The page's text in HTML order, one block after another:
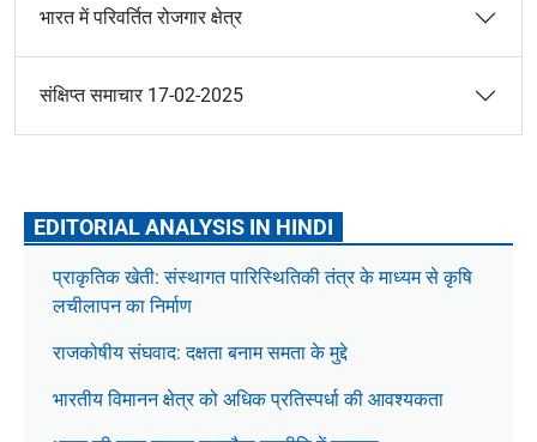
भारत में परिवर्तित रोजगार क्षेत्र
संक्षिप्त समाचार 17-02-2025
EDITORIAL ANALYSIS IN HINDI
प्राकृतिक खेती: संस्थागत पारिस्थितिकी तंत्र के माध्यम से कृषि
लचीलापन का निर्माण
राजकोषीय संघवाद: दक्षता बनाम समता के मुद्दे
भारतीय विमानन क्षेत्र को अधिक प्रतिस्पर्धा की आवश्यकता